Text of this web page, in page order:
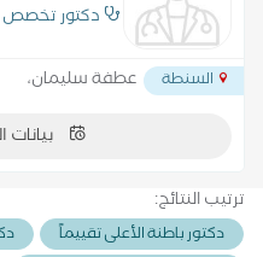
دكتور تخصص
السنطة عطفة سليمان،
بيانات
ترتيب النتائج:
دكتور باطنة الأعلى تقييماً